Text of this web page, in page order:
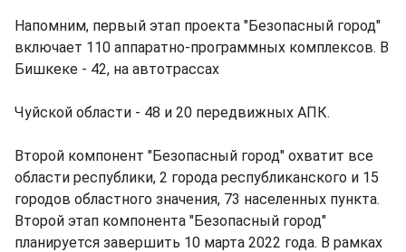
Напомним, первый этап проекта "Безопасный город"
включает 110 аппаратно-программных комплексов. В
Бишкеке - 42, на автотрассах
Чуйской области - 48 и 20 передвижных АПК.
Второй компонент "Безопасный город" охватит все
области республики, 2 города республиканского и 15
городов областного значения, 73 населенных пункта.
Второй этап компонента "Безопасный город"
планируется завершить 10 марта 2022 года. В рамках